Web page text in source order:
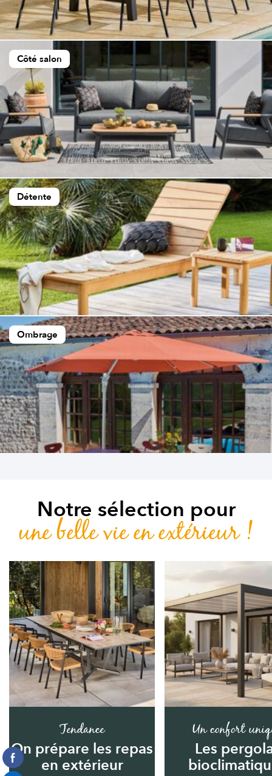
Côté salon
Détente
Ombrage
Notre sélection pour
une belle vie en extérieur !
Tendance
On prépare les repas
en extérieur
Un confort
Les